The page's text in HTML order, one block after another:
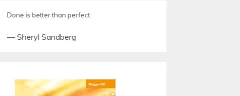
Done is better than perfect.
—Sheryl Sandberg